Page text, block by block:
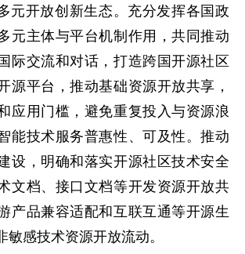
元开放创新生态。充分发挥各国政
元主体与平台机制作用，共同推动
际交流和对话，打造跨国开源社区
源平台，推动基础资源开放共享，
应用门槛，避免重复投入与资源浪
能技术服务普惠性、可及性。推动
设，明确和落实开源社区技术安全
文档、接口文档等开发资源开放共
产品兼容适配和互联互通等开源生
敏感技术资源开放流动。